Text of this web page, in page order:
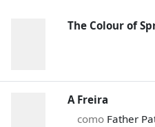
The Colour of
A Freira
como Father